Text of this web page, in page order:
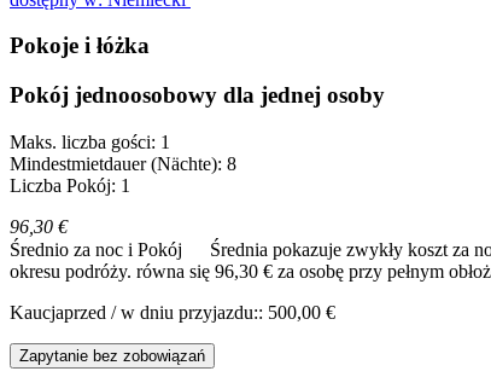
Pokoje i łóżka
Pokój jednoosobowy dla jednej osoby
Maks. liczba gości: 1
Mindestmietdauer (Nächte): 8
Liczba Pokój: 1
96,30 €
Średnio za noc i Pokój
Średnia pokazuje zwykły koszt za
okresu podróży. równa się 96,30 € za osobę przy pełnym
Kaucjaprzed / w dniu przyjazdu:: 500,00 €
Zapytanie bez zobowiązań